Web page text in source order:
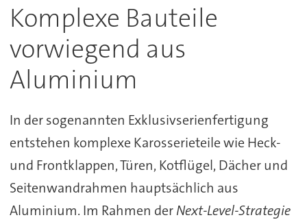
Komplexe Bauteile
vorwiegend aus
Aluminium
In der sogenannten Exklusivserienfertigung
entstehen komplexe Karosserieteile wie Heck-
und Frontklappen, Türen, Kotflügel, Dächer und
Seitenwandrahmen hauptsächlich aus
Aluminium. Im Rahmen derNext-Level-Strategie